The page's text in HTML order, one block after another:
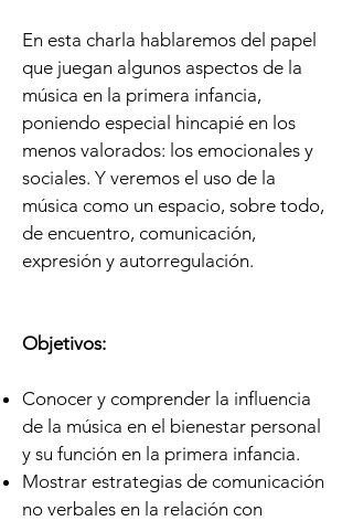
En esta charla hablaremos del papel
que juegan algunos aspectos de la
música en la primera infancia,
poniendo especial hincapié en los
menos valorados: los emocionales y
sociales. Y veremos el uso de la
música como un espacio, sobre todo,
de encuentro, comunicación,
expresión y autorregulación.
Objetivos:
Conocer y comprender la influencia
de la música en el bienestar personal
y su función en la primera infancia.
Mostrar estrategias de comunicación
no verbales en la relación con